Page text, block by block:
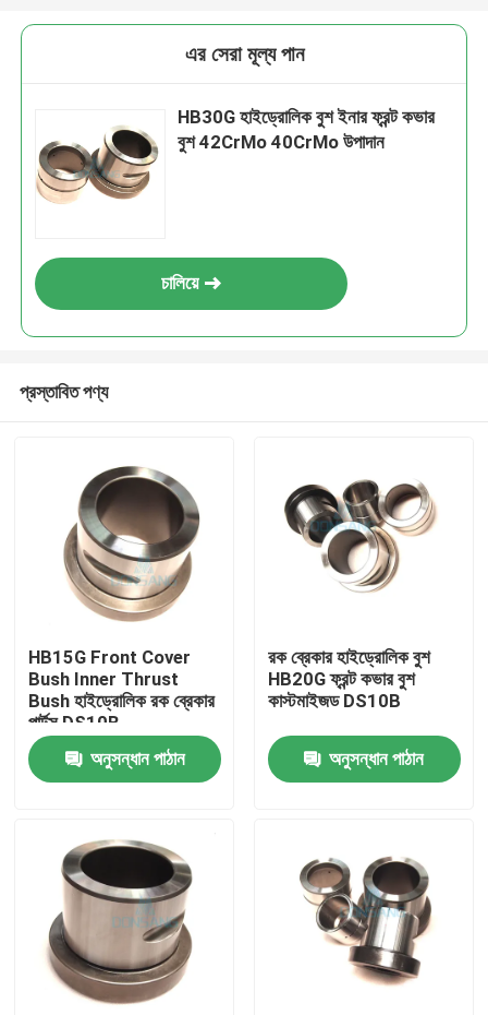
বাড়ি
পণ্য
VR প্রদর্শন
এর সেরা মূল্য পান
HB30G হাইড্রোলিক বুশ ইনার ফ্রন্ট কভার
বুশ 42CrMo 40CrMo উপাদান
চালিয়ে
প্রস্তাবিত পণ্য
HB15G Front Cover
Bush Inner Thrust
Bush হাইড্রোলিক রক ব্রেকার
পার্টস DS10B
অনুসন্ধান পাঠান
রক ব্রেকার হাইড্রোলিক বুশ
HB20G ফ্রন্ট কভার বুশ
কাস্টমাইজড DS10B
অনুসন্ধান পাঠান